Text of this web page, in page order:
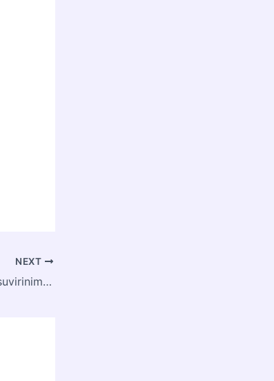
NEXT
Kuo skiriasi tarptautinis suvirinimo technologas ir inzinierius?